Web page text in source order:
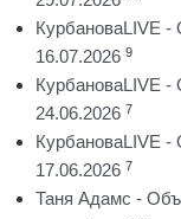
КурбановаLIVE -
16.07.2026 9
КурбановаLIVE -
24.06.2026 7
КурбановаLIVE -
17.06.2026 7
Таня Адамс -